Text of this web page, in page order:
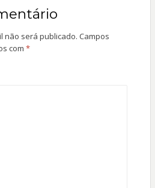
não será publicado. Campos
com *